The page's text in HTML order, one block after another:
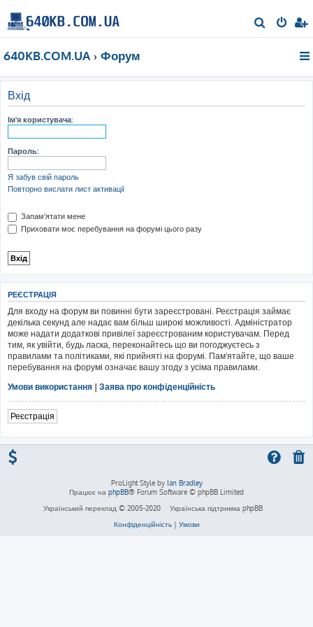
о
640KB.COM.UA Форум
Вхід
Ім'я користувача:
Пароль:
Я забув свій пароль
Повторно вислати лист активації
Запам'ятати мене
Приховати моє перебування на форумі цього разу
РЕЄСТРАЦІЯ
Для входу на форум ви повинні бути зареєстровані. Реєстрація займає
декілька секунд але надає вам більш широкі можливості. Адміністратор
може надати додаткові привілеї зареєстрованим користувачам. Перед
тим, як увійти, будь ласка, переконайтесь що ви погоджуєтесь з
правилами та політиками, які прийняті на форумі. Пам'ятайте, що ваше
перебування на форумі означає вашу згоду з усіма правилами.
Умови використання | Заява про конфіденційність
Реєстрація
ProLight Style by Ian Bradley
Працює на phpBB® Forum Software © phpBB Limited
Український переклад © 2005-2020
Українська підтримка phpBB
Конфіденційність| Умови